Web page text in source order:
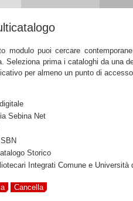
modulo puoi cercare
Seleziona prima i cataloghi da una
per almeno un punto di
Sebina Net
Storico
Integrati Comune e Università